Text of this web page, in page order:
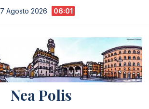
7 Agosto 2026 06:01
Nea Polis